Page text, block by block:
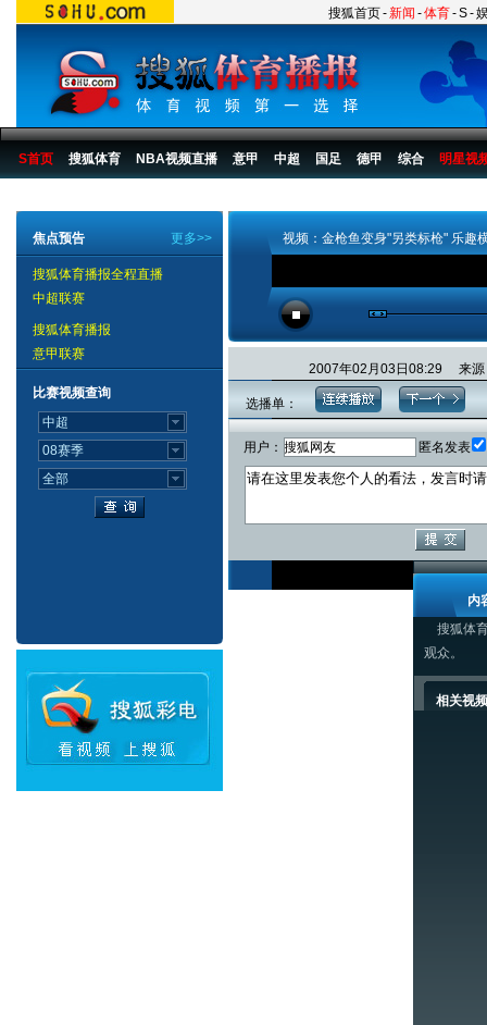
搜狐首页-新闻 -体育-S-
S首页 搜狐体育 NBA视频直播 意甲 中超 国足 德甲 综合 明星视
更多>>
焦点预告
搜狐体育播报全程直播
中超联赛
搜狐体育播报
意甲联赛
比赛视频查询
视频：金枪鱼变身"另类标枪" 乐趣
2007年02月03日08:29 来
选播单：
用户： 匿名发表
内
搜狐体
观众。
相关视